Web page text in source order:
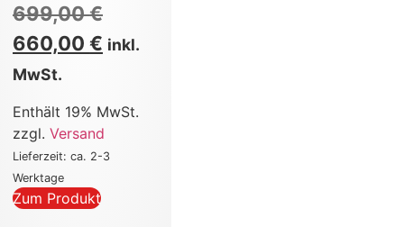
699,00€
660,00€ inkl.
MwSt.
Enthält 19% MwSt.
zzgl.Versand
Lieferzeit: ca. 2-3
Werktage
Zum Produkt